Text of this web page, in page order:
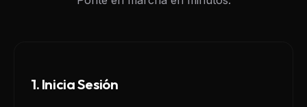
1. Inicia Sesión